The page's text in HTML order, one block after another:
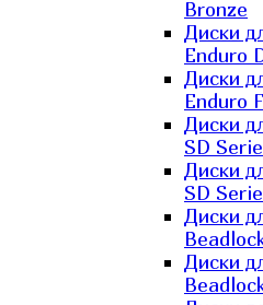
Bronze
Диски
Enduro
Диски
Enduro
Диски
SD
Диски
SD
Диски
Диски